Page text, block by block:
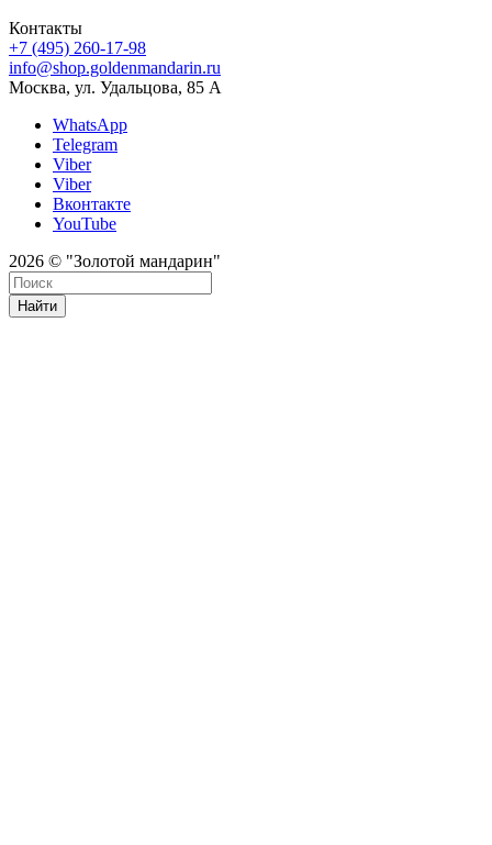
Контакты
+7 (495) 260-17-98
info@shop.goldenmandarin.ru
Москва, ул. Удальцова, 85 А
WhatsApp
Telegram
Viber
Viber
Вконтакте
YouTube
2026 © "Золотой мандарин"
Найти